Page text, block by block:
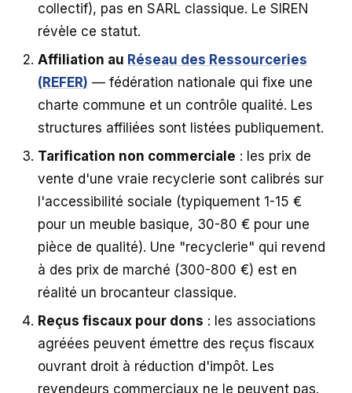
collectif), pas en SARL classique. Le SIREN
révèle ce statut.
Affiliation au Réseau des Ressourceries
(REFER) — fédération nationale qui fixe une
charte commune et un contrôle qualité. Les
structures affiliées sont listées publiquement.
Tarification non commerciale : les prix de
vente d'une vraie recyclerie sont calibrés sur
l'accessibilité sociale (typiquement 1-15 €
pour un meuble basique, 30-80 € pour une
pièce de qualité). Une "recyclerie" qui revend
à des prix de marché (300-800 €) est en
réalité un brocanteur classique.
Reçus fiscaux pour dons : les associations
agréées peuvent émettre des reçus fiscaux
ouvrant droit à réduction d'impôt. Les
revendeurs commerciaux ne le peuvent pas.